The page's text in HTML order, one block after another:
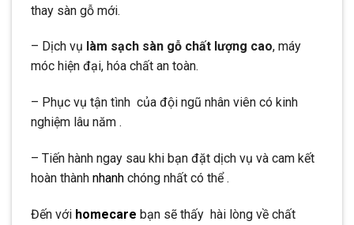
thay sàn gỗ mới.
– Dịch vụ làm sạch sàn gỗ chất lượng cao, máy
móc hiện đại, hóa chất an toàn.
– Phục vụ tận tình của đội ngũ nhân viên có kinh
nghiệm lâu năm .
– Tiến hành ngay sau khi bạn đặt dịch vụ và cam kết
hoàn thành nhanh chóng nhất có thể .
Đến với homecare bạn sẽ thấy hài lòng về chất